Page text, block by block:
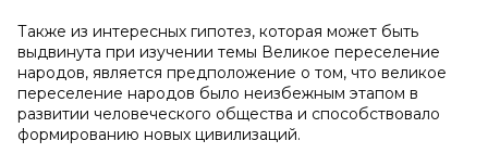
Также из интересных гипотез, которая может быть
выдвинута при изучении темы Великое переселение
народов, является предположение о том, что великое
переселение народов было неизбежным этапом в
развитии человеческого общества и способствовало
формированию новых цивилизаций.